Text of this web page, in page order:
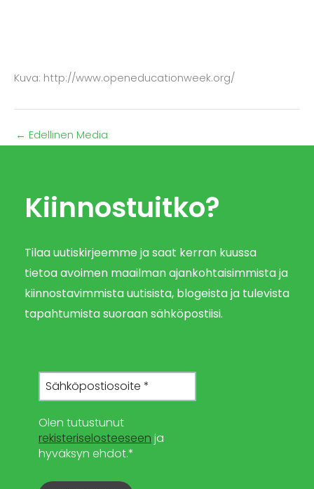
Kuva: http://www.openeducationweek.org/
← Edellinen Media
Kiinnostuitko?
Tilaa uutiskirjeemme ja saat kerran kuussa
tietoa avoimen maailman ajankohtaisimmista ja
kiinnostavimmista uutisista, blogeista ja tulevista
tapahtumista suoraan sähköpostiisi.
Olen tutustunut
rekisteriselosteeseen ja
hyväksyn ehdot.*